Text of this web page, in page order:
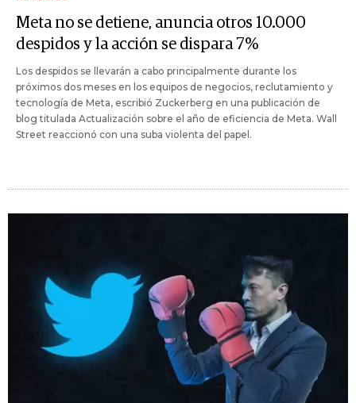
Meta no se detiene, anuncia otros 10.000
despidos y la acción se dispara 7%
Los despidos se llevarán a cabo principalmente durante los
próximos dos meses en los equipos de negocios, reclutamiento y
tecnología de Meta, escribió Zuckerberg en una publicación de
blog titulada Actualización sobre el año de eficiencia de Meta. Wall
Street reaccionó con una suba violenta del papel.